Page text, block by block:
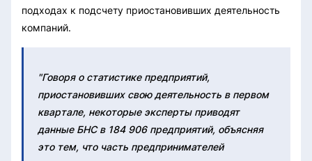
подходах к подсчету приостановивших деятельность
компаний.
"Говоря о статистике предприятий,
приостановивших свою деятельность в первом
квартале, некоторые эксперты приводят
данные БНС в 184 906 предприятий, объясняя
это тем, что часть предпринимателей